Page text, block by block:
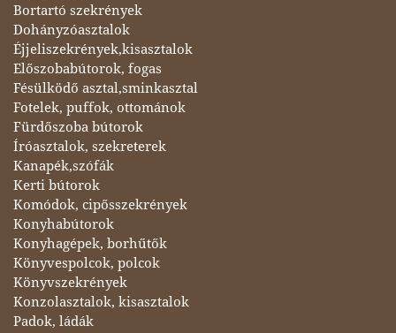
Bortartó szekrények
Dohányzóasztalok
Éjjeliszekrények,kisasztalok
Előszobabútorok, fogas
Fésülködő asztal,sminkasztal
Fotelek, puffok, ottománok
Fürdőszoba bútorok
Íróasztalok, szekreterek
Kanapék,szófák
Kerti bútorok
Komódok, cipősszekrények
Konyhabútorok
Konyhagépek, borhűtők
Könyvespolcok, polcok
Könyvszekrények
Konzolasztalok, kisasztalok
Padok, ládák